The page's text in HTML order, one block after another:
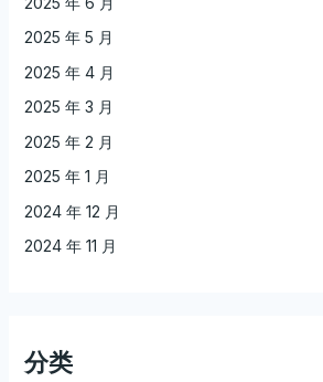
2025 年 5 月
2025 年 4 月
2025 年 3 月
2025 年 2 月
2025 年 1 月
2024 年 12 月
2024 年 11 月
分类